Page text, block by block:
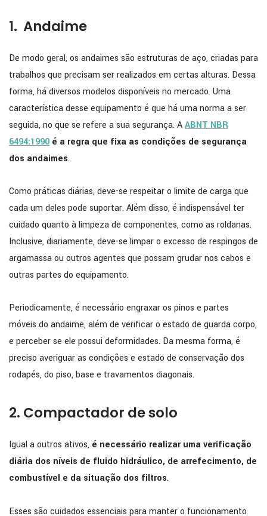
1. Andaime
De modo geral, os andaimes são estruturas de aço, criadas para
trabalhos que precisam ser realizados em certas alturas. Dessa
forma, há diversos modelos disponíveis no mercado. Uma
característica desse equipamento é que há uma norma a ser
seguida, no que se refere a sua segurança. AABNT NBR
6494:1990 é a regra que fixa as condições de segurança
dos andaimes.
Como práticas diárias, deve-se respeitar o limite de carga que
cada um deles pode suportar. Além disso, é indispensável ter
cuidado quanto à limpeza de componentes, como as roldanas.
Inclusive, diariamente, deve-se limpar o excesso de respingos de
argamassa ou outros agentes que possam grudar nos cabos e
outras partes do equipamento.
Periodicamente, é necessário engraxar os pinos e partes
móveis do andaime, além de verificar o estado de guarda corpo,
e perceber se ele possui deformidades. Da mesma forma, é
preciso averiguar as condições e estado de conservação dos
rodapés, do piso, base e travamentos diagonais.
2. Compactador de solo
Igual a outros ativos, é necessário realizar uma verificação
diária dos níveis de fluido hidráulico, de arrefecimento, de
combustível e da situação dos filtros.
Esses são cuidados essenciais para manter o funcionamento